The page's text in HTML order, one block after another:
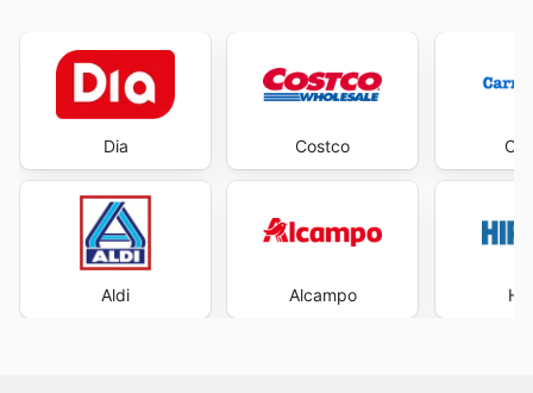
Dia
Aldi
Costco
Alcampo